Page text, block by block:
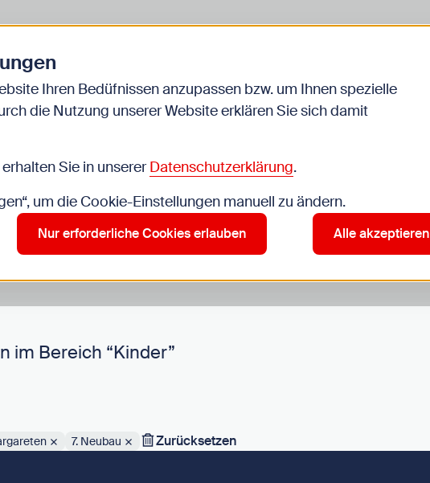
Veranstaltungen
“Kinder”
im Bereich “Kinder”
7. Neubau Zurücksetzen
Ihren Bedüfnissen anzupassen bzw. um Ihnen spezielle
die Nutzung unserer Website erklären Sie sich damit
Sie in unsererDatenschutzerklärung.
um die Cookie-Einstellungen manuell zu ändern.
Nur erforderliche Cookies erlauben Alle akzeptieren